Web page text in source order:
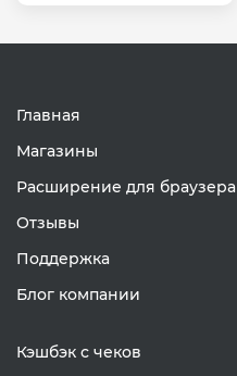
Главная
Магазины
Расширение для браузера
Отзывы
Поддержка
Блог компании
Кэшбэк с чеков